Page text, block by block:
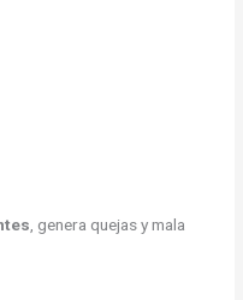
, genera quejas y mala